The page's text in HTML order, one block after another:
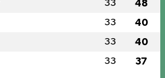
33 48
33 40
33 40
33 37